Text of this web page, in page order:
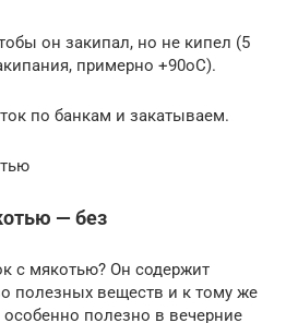
он закипал, но не кипел (5
примерно +90оС).
по банкам и закатываем.
— без
с мякотью? Он содержит
полезных веществ и к тому же
полезно в вечерние